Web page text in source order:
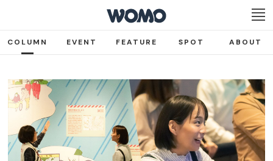
COLUMN EVENT FEATURE SPOT ABOUT